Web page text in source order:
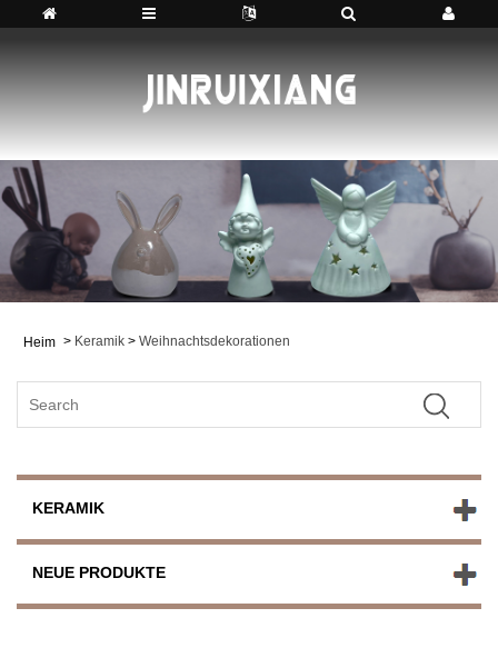
Heim > Keramik > Weihnachtsdekorationen
KERAMIK
NEUE PRODUKTE